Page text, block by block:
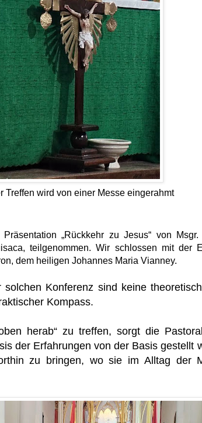
Treffen wird von einer Messe eingerahmt
„Rückkehr zu Jesus“ von
teilgenommen. Wir schlossen mit der
dem heiligen Johannes Maria Vianney.
solchen Konferenz sind keine
Kompass.
herab“ zu treffen, sorgt die
der Erfahrungen von der Basis gestellt
zu bringen, wo sie im Alltag der